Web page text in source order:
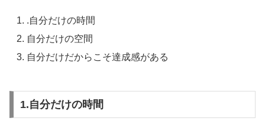
.自分だけの時間
自分だけの空間
自分だけだからこそ達成感がある
1.自分だけの時間